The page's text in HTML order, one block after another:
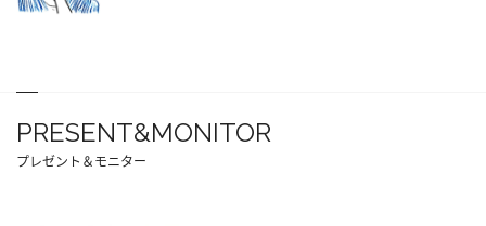
PRESENT&MONITOR
プレゼント＆モニター